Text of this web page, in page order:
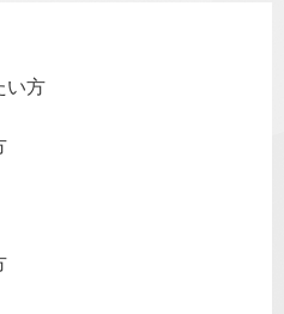
い方